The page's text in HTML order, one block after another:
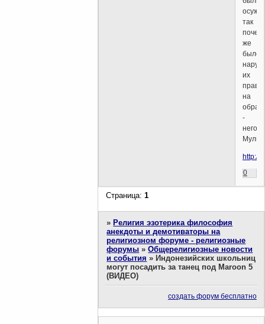
так
же
было
их
право
на
-
http://
0
Страница:1
» Религия эзотерика философия
анекдоты и демотиваторы на
религиозном форуме - религиозные
форумы »Общерелигиозные новости
и события » Индонезийских школьниц
могут посадить за танец под Maroon 5
(ВИДЕО)
создать форум бесплатно